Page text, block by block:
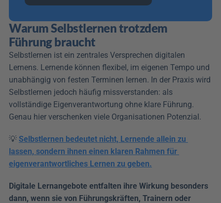
Warum Selbstlernen trotzdem
Führung braucht
Selbstlernen ist ein zentrales Versprechen digitalen
Lernens. Lernende können flexibel, im eigenen Tempo und
unabhängig von festen Terminen lernen. In der Praxis wird
Selbstlernen jedoch häufig missverstanden: als
vollständige Eigenverantwortung ohne klare Führung.
Genau hier verschenken viele Organisationen Potenzial.
💡 Selbstlernen bedeutet nicht, Lernende allein zu
lassen, sondern ihnen einen klaren Rahmen für
eigenverantwortliches Lernen zu geben.
Digitale Lernangebote entfalten ihre Wirkung besonders
dann, wenn sie von Führungskräften, Trainern oder